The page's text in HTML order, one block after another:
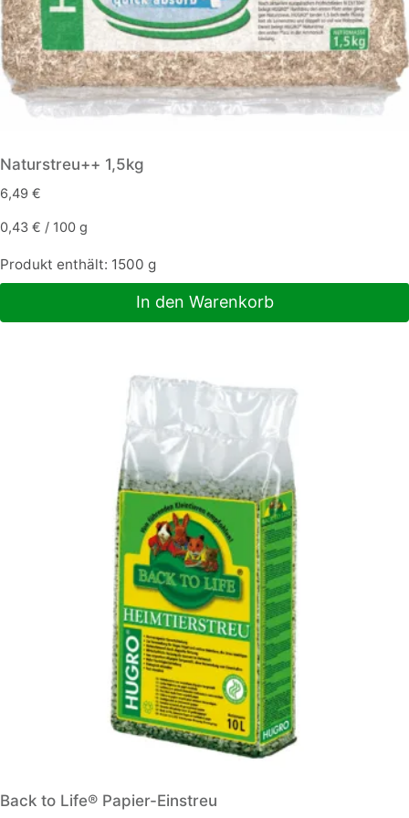
werden
Naturstreu++ 1,5kg
6,49 €
0,43 € / 100 g
Produkt enthält: 1500 g
In den Warenkorb
Back to Life® Papier-Einstreu